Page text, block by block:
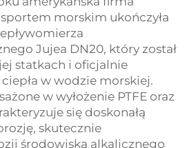
morskim ukończyła
Jujea DN20, który został
statkach i oficjalnie
w wodzie morskiej.
w wyłożenie PTFE oraz
się doskonałą
skutecznie
środowiska alkalicznego